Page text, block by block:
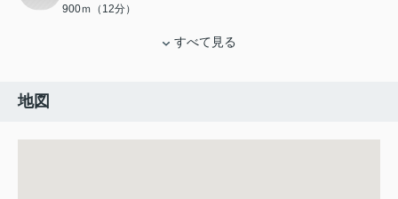
900ｍ（12分）
すべて見る
地図